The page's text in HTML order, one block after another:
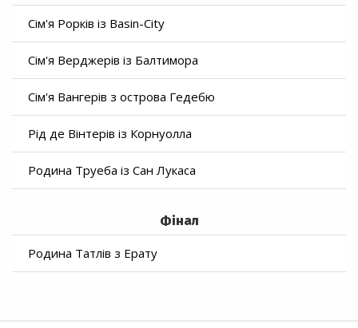
Сім'я Рорків із Basin-City
Сім'я Верджерів із Балтимора
Сім'я Вангерів з острова Гедебю
Рід де Вінтерів із Корнуолла
Родина Труеба із Сан Лукаса
Фінал
Родина Татлів з Ерату